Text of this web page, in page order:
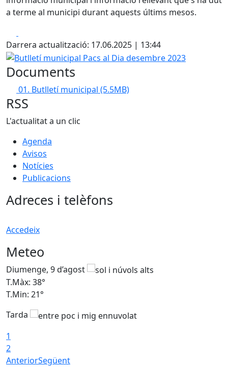
a terme al municipi durant aquests últims mesos.
Darrera actualització: 17.06.2025 | 13:44
Butlletí municipal Pacs al Dia desembre 2023
Documents
01. Butlletí municipal (5.5MB)
RSS
L'actualitat a un clic
Agenda
Avisos
Notícies
Publicacions
Adreces i telèfons
Accedeix
Meteo
Diumenge, 9 d’agost
T.Màx: 38°
T.Min: 21°
Tarda
1
2
AnteriorSegüent